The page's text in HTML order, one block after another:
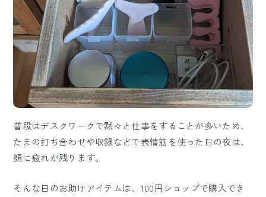
普段はデスクワークで黙々と仕事をすることが多いため、
たまの打ち合わせや収録などで表情筋を使った日の夜は、
顔に疲れが残ります。
そんな日のお助けアイテムは、100円ショップで購入でき